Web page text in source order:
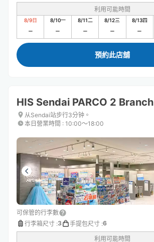
利用可能時間
8/9日 8/10一 8/11二 8/12三 8/13四
預約此店舖
HIS Sendai PARCO 2 Branch
从Sendai站步行3分钟。
本日營業時間 : 10:00〜18:00
可保管的行李數
行李箱尺寸 :3 手提包尺寸 :6
利用可能時間